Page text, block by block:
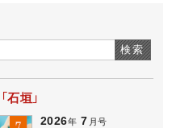
検索
石垣」
2026年 7 月号